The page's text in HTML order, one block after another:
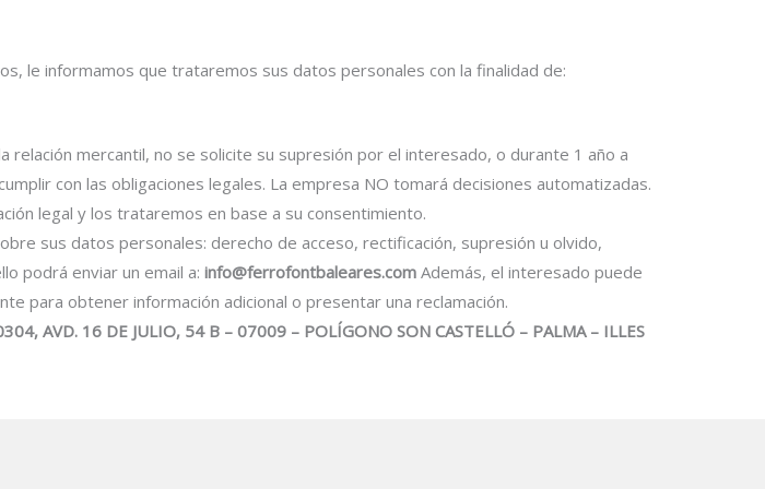
le informamos que trataremos sus datos personales con la finalidad de:
mercantil, no se solicite su supresión por el interesado, o durante 1 año a
con las obligaciones legales. La empresa NO tomará decisiones automatizadas.
legal y los trataremos en base a su consentimiento.
sus datos personales: derecho de acceso, rectificación, supresión u olvido,
podrá enviar un email a: info@ferrofontbaleares.com Además, el interesado puede
para obtener información adicional o presentar una reclamación.
AVD. 16 DE JULIO, 54 B – 07009 – POLÍGONO SON CASTELLÓ – PALMA – ILLES